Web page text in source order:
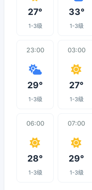
27°
1-3级
33°
1-3级
23:00
29°
1-3级
03:00
27°
1-3级
06:00
28°
1-3级
07:00
29°
1-3级